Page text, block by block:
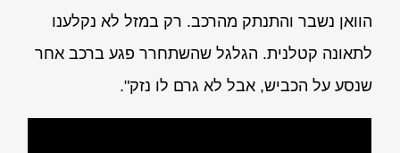
הוואן נשבר והתנתק מהרכב. רק במזל לא נקלענו
לתאונה קטלנית. הגלגל שהשתחרר פגע ברכב אחר
שנסע על הכביש, אבל לא גרם לו נזק".